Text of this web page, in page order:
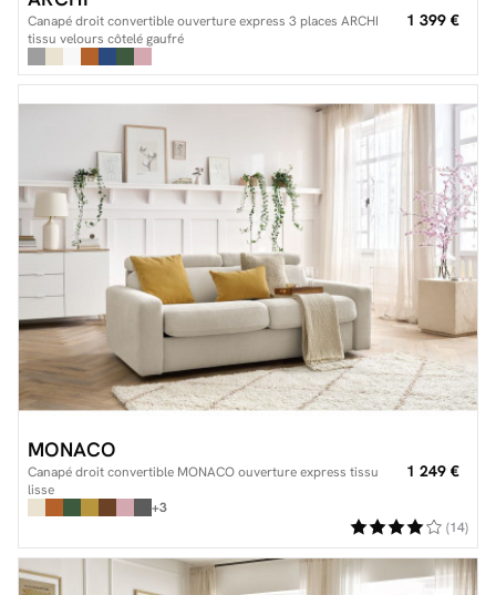
Canapé droit convertible ouverture express 3 places ARCHI
tissu velours côtelé gaufré
1 399 €
MONACO
Canapé droit convertible MONACO ouverture express tissu
lisse
1 249 €
+3
(14)